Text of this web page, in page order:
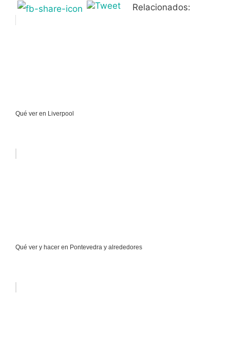
Relacionados:
Qué ver en Liverpool
Qué ver y hacer en Pontevedra y alrededores